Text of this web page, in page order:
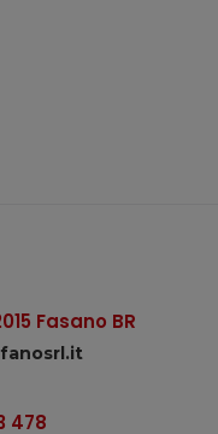
Fasano BR
478